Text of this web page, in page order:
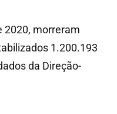
2020, morreram
1.200.193
da Direção-